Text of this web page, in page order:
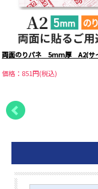
両面のりパネ 5mm厚 A2(サ
価格：851円(税込)